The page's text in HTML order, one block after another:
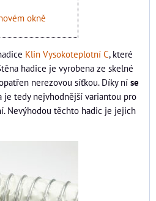
okně
Klin Vysokoteplotní C, které
hadice je vyrobena ze skelné
nerezovou síťkou. Díky ní se
je tedy nejvhodnější variantou pro
Nevýhodou těchto hadic je jejich